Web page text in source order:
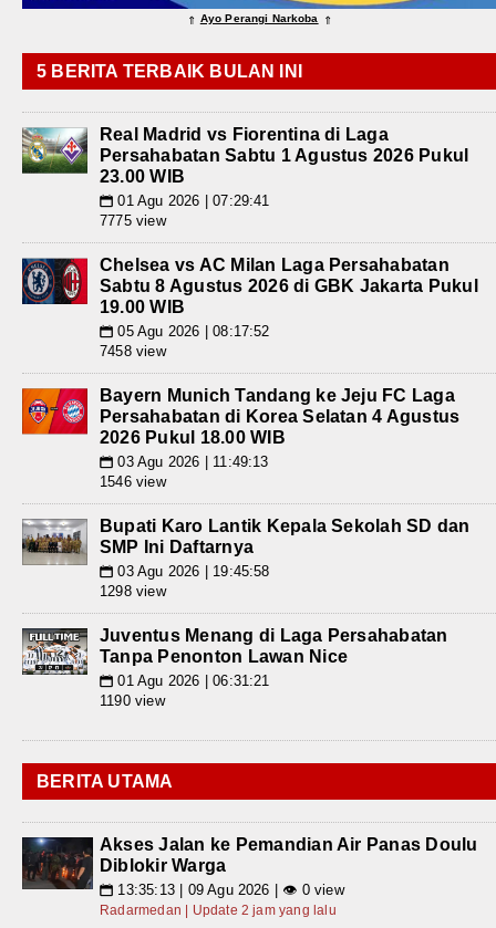
⇑ Ayo Perangi Narkoba ⇑
5 BERITA TERBAIK BULAN INI
Real Madrid vs Fiorentina di Laga
Persahabatan Sabtu 1 Agustus 2026 Pukul
23.00 WIB
📅 01 Agu 2026 | 07:29:41
7775 view
Chelsea vs AC Milan Laga Persahabatan
Sabtu 8 Agustus 2026 di GBK Jakarta Pukul
19.00 WIB
📅 05 Agu 2026 | 08:17:52
7458 view
Bayern Munich Tandang ke Jeju FC Laga
Persahabatan di Korea Selatan 4 Agustus
2026 Pukul 18.00 WIB
📅 03 Agu 2026 | 11:49:13
1546 view
Bupati Karo Lantik Kepala Sekolah SD dan
SMP Ini Daftarnya
📅 03 Agu 2026 | 19:45:58
1298 view
Juventus Menang di Laga Persahabatan
Tanpa Penonton Lawan Nice
📅 01 Agu 2026 | 06:31:21
1190 view
BERITA UTAMA
Akses Jalan ke Pemandian Air Panas Doulu
Diblokir Warga
📅 13:35:13 | 09 Agu 2026 | 👁 0 view
Radarmedan | Update 2 jam yang lalu